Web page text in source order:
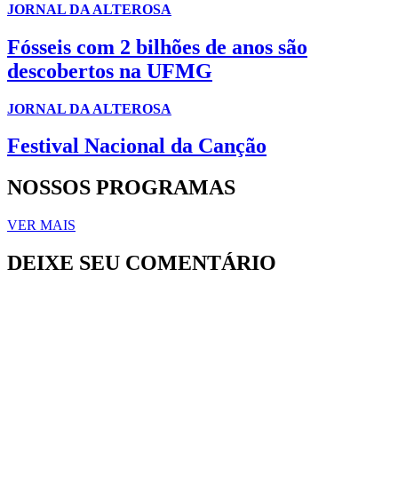
JORNAL DA ALTEROSA
Fósseis com 2 bilhões de anos são
descobertos na UFMG
JORNAL DA ALTEROSA
Festival Nacional da Canção
NOSSOS PROGRAMAS
VER MAIS
DEIXE SEU COMENTÁRIO